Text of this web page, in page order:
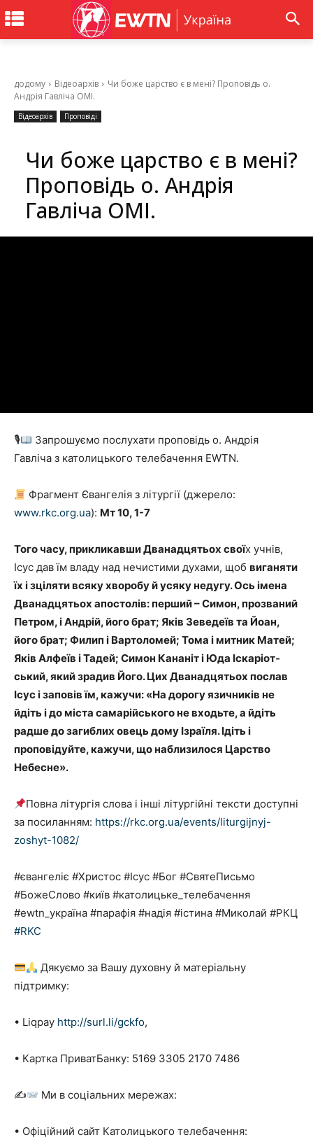
додому Відеоархів
Чи боже царство є в мені? Проповідь о.
Андрія Гавліча OMI.
Відеоархів Проповіді
Чи боже царство є в мені?
Проповідь о. Андрія
Гавліча OMI.
🎙
Запрошуємо послухати проповідь o. Андрія
Гавліча з католицького телебачення EWTN.
Фрагмент Євангелія з літургії (джерело:
www.rkc.org.ua): Мт 10, 1-7
Того часу, прикликавши Дванадцятьох своїх учнів,
Ісус дав їм владу над нечистими духами, щоб вига­няти
їх і зціляти всяку хворобу й усяку недугу. Ось імена
Дванадцятьох апо­столів: перший – Симон, прозваний
Петром, і Андрій, його брат; Яків Зе­ведеїв та Йоан,
його брат; Филип і Вартоломей; Тома і мит­ник Матей;
Яків Алфеїв і Та­дей; Симон Кананіт і Юда Іска­рі­от­
ський, який зрадив Його. Цих Дванадцятьох послав
Ісус і заповів їм, кажучи: «На дорогу язич­ників не
йдіть і до міста самарійського не входьте, а йдіть
радше до загиблих овець дому Ізраїля. Ідіть і
проповідуйте, кажучи, що наблизилося Царство
Небесне».
Повна літургія слова і інші літургійні тексти доступні
за посиланням: https://rkc.org.ua/events/liturgijnyj-
zoshyt-1082/
#євангеліє #Христос #Ісус #Бог #СвятеПисьмо
#БожеСлово #київ #католицьке_телебачення
#ewtn_україна #парафія #надія #істина #Миколай #РКЦ
#RKC
Дякуємо за Вашу духовну й матеріальну
підтримку:
• Liqpay http://surl.li/gckfo,
• Картка ПриватБанку: 5169 3305 2170 7486
✍ Ми в соціальних мережах:
• Офіційний сайт Католицького телебачення: